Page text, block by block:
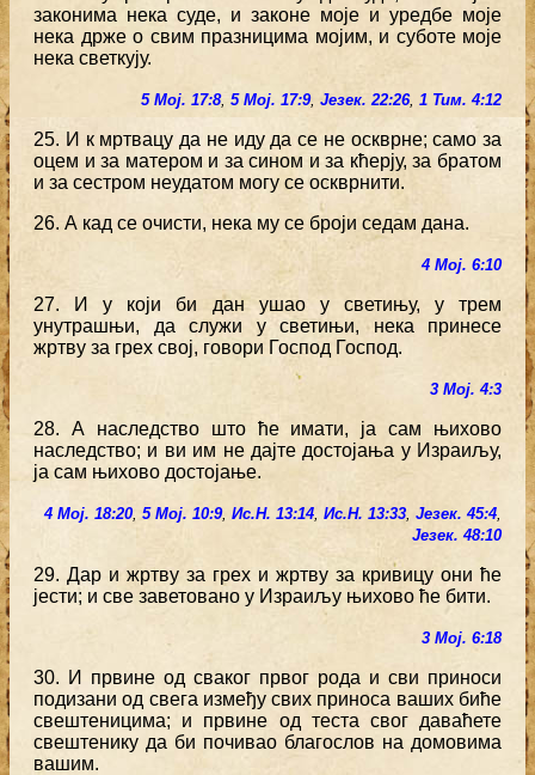
законима нека суде, и законе моје и уредбе моје
нека држе о свим празницима мојим, и суботе моје
нека светкују.
5 Мој. 17:8, 5 Мој. 17:9, Језек. 22:26, 1 Тим. 4:12
25. И к мртвацу да не иду да се не оскврне; само за
оцем и за матером и за сином и за кћерју, за братом
и за сестром неудатом могу се оскврнити.
26. А кад се очисти, нека му се броји седам дана.
4 Мој. 6:10
27. И у који би дан ушао у светињу, у трем
унутрашњи, да служи у светињи, нека принесе
жртву за грех свој, говори Господ Господ.
3 Мој. 4:3
28. А наследство што ће имати, ја сам њихово
наследство; и ви им не дајте достојања у Израиљу,
ја сам њихово достојање.
4 Мој. 18:20, 5 Мој. 10:9, Ис.Н. 13:14, Ис.Н. 13:33, Језек. 45:4,
Језек. 48:10
29. Дар и жртву за грех и жртву за кривицу они ће
јести; и све заветовано у Израиљу њихово ће бити.
3 Мој. 6:18
30. И првине од сваког првог рода и сви приноси
подизани од свега између свих приноса ваших биће
свештеницима; и првине од теста свог даваћете
свештенику да би почивао благослов на домовима
вашим.